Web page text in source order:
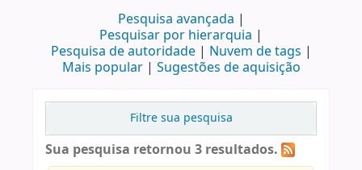
Pesquisa avançada
Pesquisar por hierarquia
Pesquisa de autoridade
Nuvem de tags
Mais popular
Sugestões de aquisição
Filtre sua pesquisa
Sua pesquisa retornou 3 resultados.